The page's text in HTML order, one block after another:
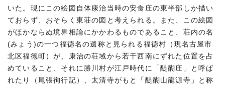
いた。現にこの絵図自体康治当時の安食庄の東半部しか描い
ておらず、おそらく東荘の図と考えられる。また、この絵図
がほかならぬ境界相論にかかわるものであること、荘内の名
(みょう)の一つ福徳名の遺称と見られる福徳村（現名古屋市
北区福徳町）が、康治の荘域から若干西南にずれた位置を占
めていること、それに勝川村が江戸時代に「醍醐庄」と呼ば
れたり（尾張徇行記）、太清寺がもと「醍醐山龍源寺」と称